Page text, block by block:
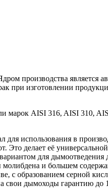
производства является
при изготовлении
марок AISI 316, AISI 310,
использования в
Это делает её
для дымоотведения
молибдена и большем
с образованием серной
свои дымоходы гарантию до